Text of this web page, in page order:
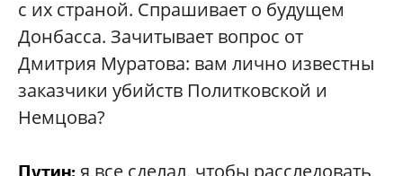
с их страной. Спрашивает о будущем
Донбасса. Зачитывает вопрос от
Дмитрия Муратова: вам лично известны
заказчики убийств Политковской и
Немцова?
я все сделал, чтобы расследовать